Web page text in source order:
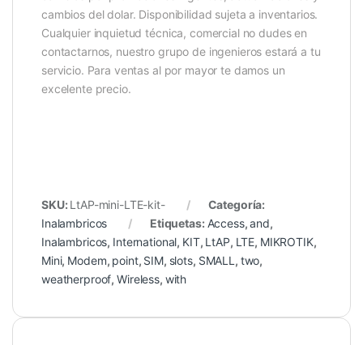
cambios del dolar. Disponibilidad sujeta a inventarios.
Cualquier inquietud técnica, comercial no dudes en
contactarnos, nuestro grupo de ingenieros estará a tu
servicio. Para ventas al por mayor te damos un
excelente precio.
SKU: LtAP-mini-LTE-kit-
Categoría:
Inalambricos
Etiquetas: Access,and,
Inalambricos, International, KIT, LtAP, LTE, MIKROTIK,
Mini, Modem, point, SIM, slots, SMALL , two,
weatherproof,Wireless, with